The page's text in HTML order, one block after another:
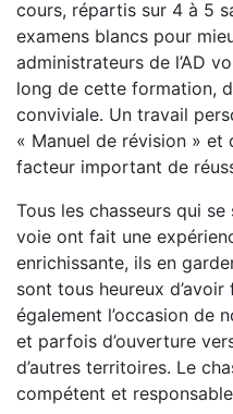
cours, répartis sur 4 à 5
examens blancs pour
administrateurs de l’AD
long de cette formation,
conviviale. Un travail
« Manuel de révision » et
facteur important de
Tous les chasseurs qui
voie ont fait une
enrichissante, ils en
sont tous heureux
également l’occasion de
et parfois d’ouverture
d’autres territoires. Le
compétent et